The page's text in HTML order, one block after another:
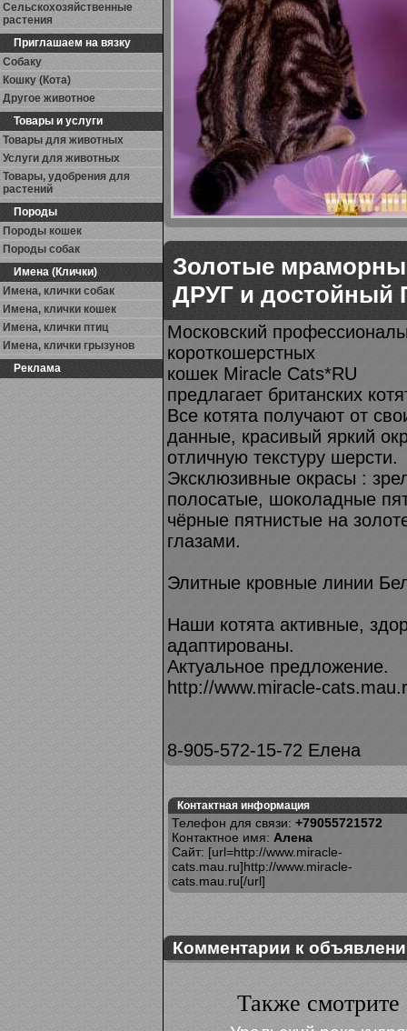
Золотые
ДРУГ и достойный
Московский
короткошерстных
кошек Miracle Cats*RU
предлагает британских
Все котята получают от
данные, красивый яркий
отличную текстуру шерсти.
Эксклюзивные окрасы :
полосатые, шоколадные
чёрные пятнистые на
глазами.
Элитные кровные линии
Наши котята активные,
адаптированы.
Актуальное предложение.
http://www.miracle-
8-905-572-15-72 Елена
Контактная информация
Телефон для связи: +79055721572
Контактное имя: Алена
Сайт: [url=http://www.miracle-
cats.mau.ru]http://www.miracle-
cats.mau.ru[/url]
Комментарии к
Также смотрите
Сельскохозяйственные
растения
Приглашаем на вязку
Собаку
Кошку (Кота)
Другое животное
Товары и услуги
Товары для животных
Услуги для животных
Товары, удобрения для
растений
Породы
Породы кошек
Породы собак
Имена (Клички)
Имена, клички собак
Имена, клички кошек
Имена, клички птиц
Имена, клички грызунов
Реклама